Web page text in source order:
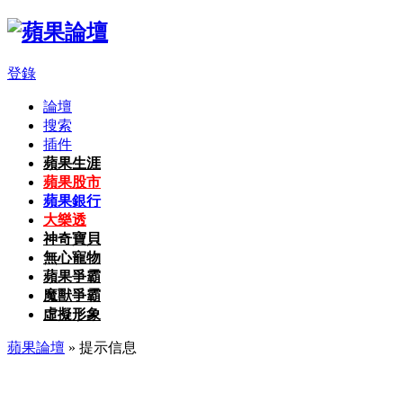
登錄
論壇
搜索
插件
蘋果生涯
蘋果股市
蘋果銀行
大樂透
神奇寶貝
無心寵物
蘋果爭霸
魔獸爭霸
虛擬形象
蘋果論壇 » 提示信息